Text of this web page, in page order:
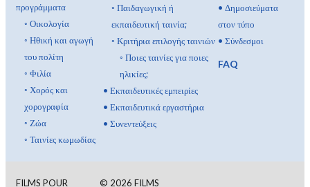
προγράμματα
◦ Οικολογία
◦ Ηθική και αγωγή
του πολίτη
◦ Φιλία
◦ Χορός και
χορογραφία
◦ Ζώα
◦ Ταινίες κωμωδίας
◦ Παιδαγωγική ή
εκπαιδευτική ταινία;
◦ Κριτήρια επιλογής ταινιών
◦ Ποιες ταινίες για ποιες
ηλικίες;
• Εκπαιδευτικές εμπειρίες
• Εκπαιδευτικά εργαστήρια
• Συνεντεύξεις
•Δημοσιεύματα
στον τύπο
•Σύνδεσμοι
FAQ
FILMS POUR © 2026 FILMS